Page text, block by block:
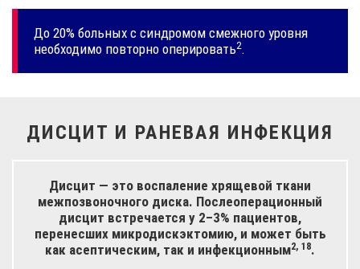
До 20% больных с синдромом смежного уровня
необходимо повторно оперировать2.
ДИСЦИТ И РАНЕВАЯ ИНФЕКЦИЯ
Дисцит — это воспаление хрящевой ткани
межпозвоночного диска. Послеоперационный
дисцит встречается у 2–3% пациентов,
перенесших микродискэктомию, и может быть
как асептическим, так и инфекционным2, 18.